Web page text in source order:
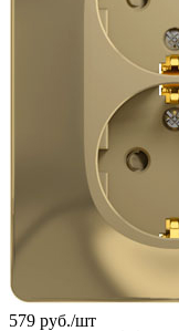
579 руб./шт